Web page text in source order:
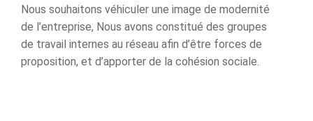
Nous souhaitons véhiculer une image de modernité
de l’entreprise, Nous avons constitué des groupes
de travail internes au réseau afin d’être forces de
proposition, et d’apporter de la cohésion sociale.